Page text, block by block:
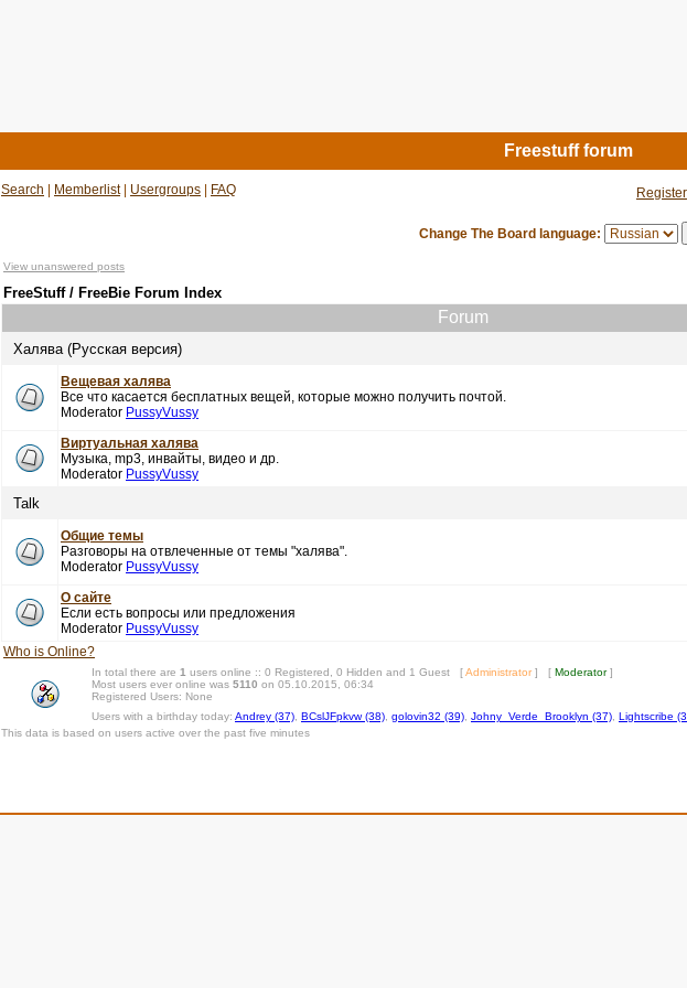
Freestuff forum
Search Memberlist| Usergroups FAQ Register
Change The Board language:
View unanswered posts
FreeStuff / FreeBie Forum Index
Forum
Халява (Русская версия)
Вещевая халява
Все что касается бесплатных вещей, которые можно получить почтой.
Moderator PussyVussy
Виртуальная халява
Музыка, mp3, инвайты, видео и др.
Moderator PussyVussy
Talk
Общие темы
Разговоры на отвлеченные от темы "халява".
Moderator PussyVussy
О сайте
Если есть вопросы или предложения
Moderator PussyVussy
Who is Online?
In total there are 1 users online :: 0 Registered, 0 Hidden and 1 Guest [Administrator] [ Moderator]
Most users ever online was 5110 on 05.10.2015, 06:34
Registered Users: None
Users with a birthday today: Andrey (37) BCslJFpkvw (38) golovin32 (39) Johny_Verde_Brooklyn (37) Lightscribe
This data is based on users active over the past five minutes